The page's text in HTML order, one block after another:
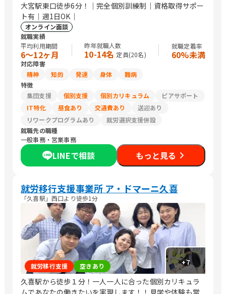
大宮駅東口徒歩6分！｜完全個別訓練制｜資格取得サポー
ト有｜週1日OK｜
オンライン面談
就職実績
平均利用期間
6〜12ヶ月
昨年就職人数
10-14名 定員(20名)
就職定着率
60%未満
対応障害
精神
知的 発達 身体
難病
特徴
集団支援
個別支援 個別カリキュラム
ピアサポート
IT特化
昼食あり 交通費あり
送迎あり
リワークプログラムあり
就労選択支援併設
就職先の職種
一般事務・営業事務
LINEで相談 もっと見る
就労移行支援事業所 ア・ドマーニ久喜
「久喜駅」西口より徒歩1分
+7
就労移行支援 空きあり
久喜駅から徒歩１分！一人一人に合った個別カリキュラ